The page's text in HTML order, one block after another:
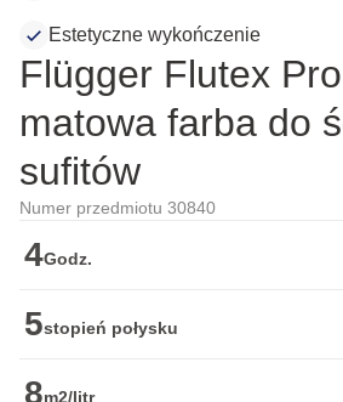
Estetyczne wykończenie
Flügger Flutex
matowa farba do
sufitów
Numer przedmiotu 30840
4Godz.
5stopień połysku
8m2/litr